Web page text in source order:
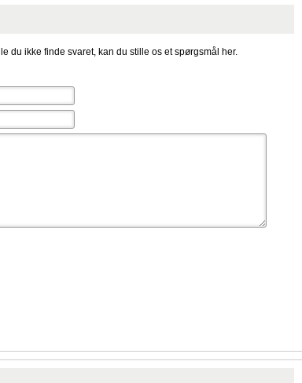
du ikke finde svaret, kan du stille os et spørgsmål her.